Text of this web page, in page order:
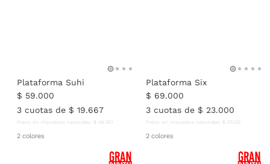
Plataforma Suhi
$ 59.000
3cuotas de $ 19.667
Precio sin impuestos nacionales: $ 48 760
2 colores
Plataforma Six
$ 69.000
3cuotas de $ 23.000
Precio sin impuestos nacionales: $ 57 .025
2 colores